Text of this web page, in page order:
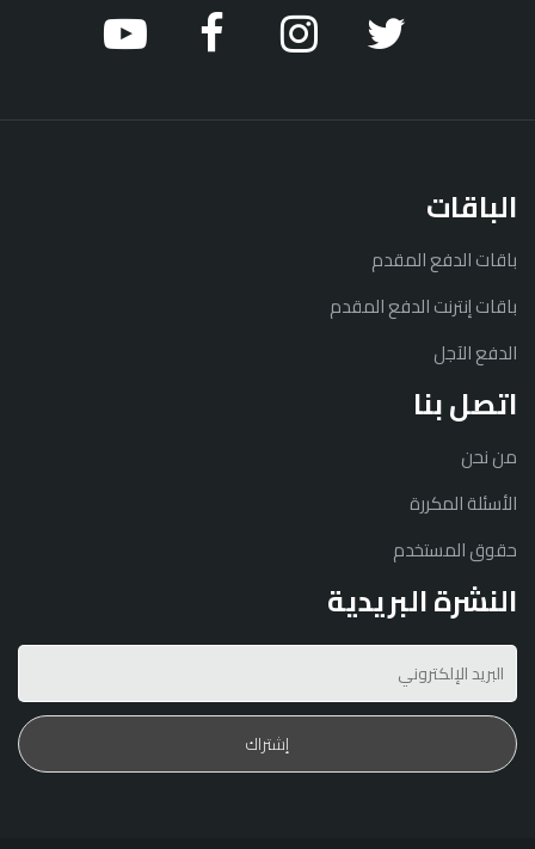
الباقات
باقات الدفع المقدم
باقات إنترنت الدفع المقدم
الدفع الآجل
اتصل بنا
من نحن
الأسئلة المكررة
حقوق المستخدم
النشرة البريدية